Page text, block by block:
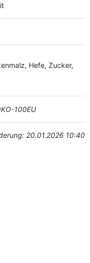
Hefe, Zucker,
100EU
20.01.2026 10:40